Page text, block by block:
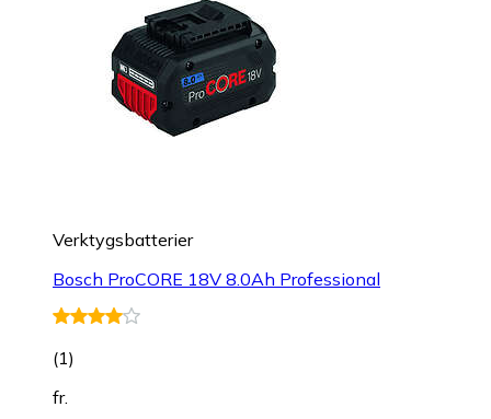
Verktygsbatterier
Bosch ProCORE 18V 8.0Ah Professional
(1)
fr.